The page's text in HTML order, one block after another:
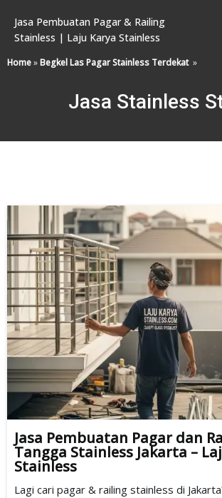
Jasa Pembuatan Pagar & Railing
Stainless | Laju Karya Stainless
Home»Begkel Las Pagar Stainless Terdekat »
Jasa Stainless
Jasa Pembuatan Pagar dan
Tangga Stainless Jakarta –
Stainless
Lagi cari pagar & railing stainless di